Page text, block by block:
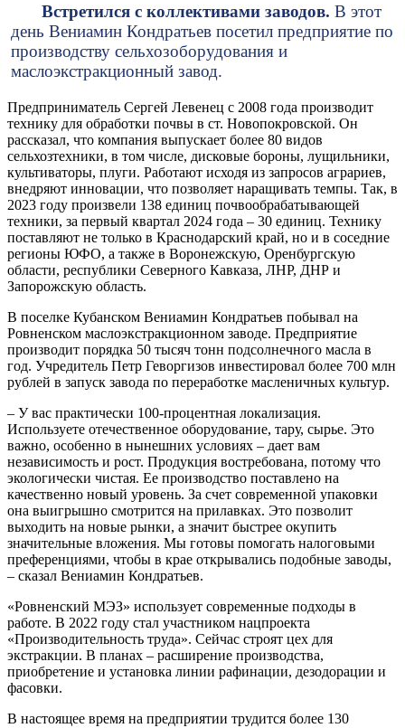
Встретился с коллективами заводов. В этот
день Вениамин Кондратьев посетил предприятие по
производству сельхозоборудования и
маслоэкстракционный завод.
Предприниматель Сергей Левенец с 2008 года производит
технику для обработки почвы в ст. Новопокровской. Он
рассказал, что компания выпускает более 80 видов
сельхозтехники, в том числе, дисковые бороны, лущильники,
культиваторы, плуги. Работают исходя из запросов аграриев,
внедряют инновации, что позволяет наращивать темпы. Так, в
2023 году произвели 138 единиц почвообрабатывающей
техники, за первый квартал 2024 года – 30 единиц. Технику
поставляют не только в Краснодарский край, но и в соседние
регионы ЮФО, а также в Воронежскую, Оренбургскую
области, республики Северного Кавказа, ЛНР, ДНР и
Запорожскую область.
В поселке Кубанском Вениамин Кондратьев побывал на
Ровненском маслоэкстракционном заводе. Предприятие
производит порядка 50 тысяч тонн подсолнечного масла в
год. Учредитель Петр Геворгизов инвестировал более 700 млн
рублей в запуск завода по переработке масленичных культур.
– У вас практически 100-процентная локализация.
Используете отечественное оборудование, тару, сырье. Это
важно, особенно в нынешних условиях – дает вам
независимость и рост. Продукция востребована, потому что
экологически чистая. Ее производство поставлено на
качественно новый уровень. За счет современной упаковки
она выигрышно смотрится на прилавках. Это позволит
выходить на новые рынки, а значит быстрее окупить
значительные вложения. Мы готовы помогать налоговыми
преференциями, чтобы в крае открывались подобные заводы,
– сказал Вениамин Кондратьев.
«Ровненский МЭЗ» использует современные подходы в
работе. В 2022 году стал участником нацпроекта
«Производительность труда». Сейчас строят цех для
экстракции. В планах – расширение производства,
приобретение и установка линии рафинации, дезодорации и
фасовки.
В настоящее время на предприятии трудится более 130